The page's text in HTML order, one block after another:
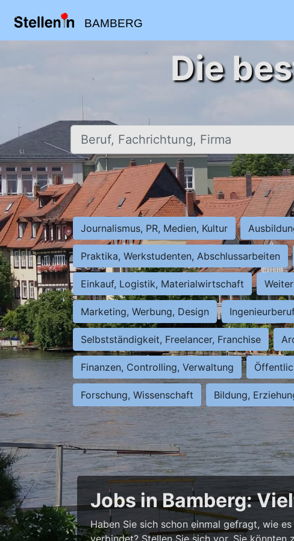
BAMBERG
Die
Beruf, Fachrichtung, Firma
Journalismus, PR, Medien, Kultur
Praktika, Werkstudenten, Abschlussarbeiten
Einkauf, Logistik, Materialwirtschaft
Marketing, Werbung, Design
Selbstständigkeit, Freelancer, Franchise
Finanzen, Controlling, Verwaltung
Forschung, Wissenschaft Bildung,
Jobs in Bamberg:
Haben Sie sich schon einmal gefragt, wie